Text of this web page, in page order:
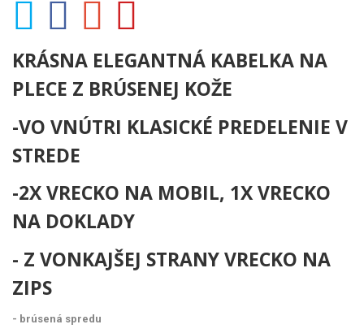
KRÁSNA ELEGANTNÁ KABELKA NA
PLECE Z BRÚSENEJ KOŽE
-VO VNÚTRI KLASICKÉ PREDELENIE V
STREDE
-2X VRECKO NA MOBIL, 1X VRECKO
NA DOKLADY
- Z VONKAJŠEJ STRANY VRECKO NA
ZIPS
- brúsená spredu